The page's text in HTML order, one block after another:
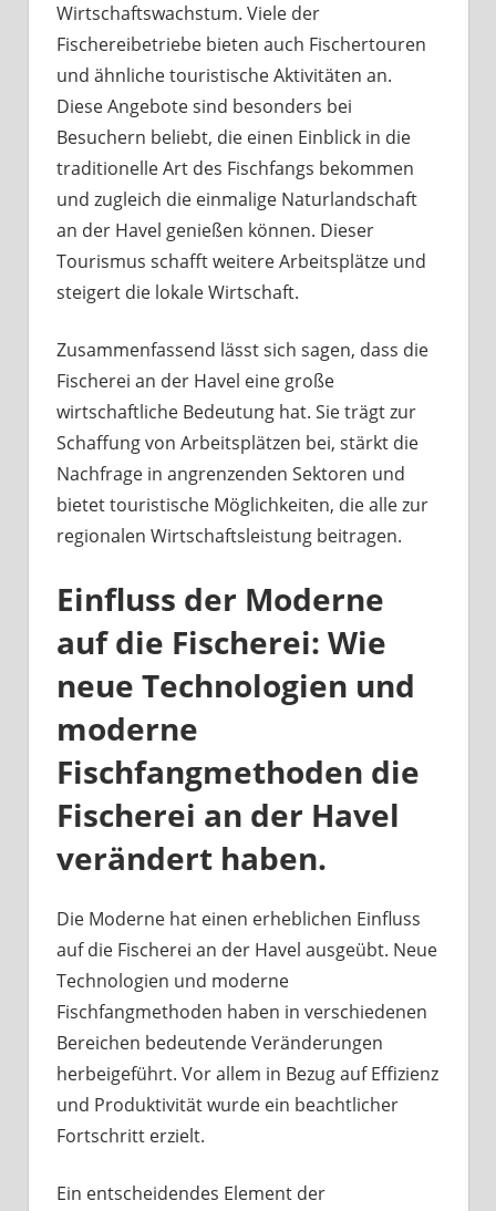
Wirtschaftswachstum. Viele der
Fischereibetriebe bieten auch Fischertouren
und ähnliche touristische Aktivitäten an.
Diese Angebote sind besonders bei
Besuchern beliebt, die einen Einblick in die
traditionelle Art des Fischfangs bekommen
und zugleich die einmalige Naturlandschaft
an der Havel genießen können. Dieser
Tourismus schafft weitere Arbeitsplätze und
steigert die lokale Wirtschaft.
Zusammenfassend lässt sich sagen, dass die
Fischerei an der Havel eine große
wirtschaftliche Bedeutung hat. Sie trägt zur
Schaffung von Arbeitsplätzen bei, stärkt die
Nachfrage in angrenzenden Sektoren und
bietet touristische Möglichkeiten, die alle zur
regionalen Wirtschaftsleistung beitragen.
Einfluss der Moderne
auf die Fischerei: Wie
neue Technologien und
moderne
Fischfangmethoden die
Fischerei an der Havel
verändert haben.
Die Moderne hat einen erheblichen Einfluss
auf die Fischerei an der Havel ausgeübt. Neue
Technologien und moderne
Fischfangmethoden haben in verschiedenen
Bereichen bedeutende Veränderungen
herbeigeführt. Vor allem in Bezug auf Effizienz
und Produktivität wurde ein beachtlicher
Fortschritt erzielt.
Ein entscheidendes Element der